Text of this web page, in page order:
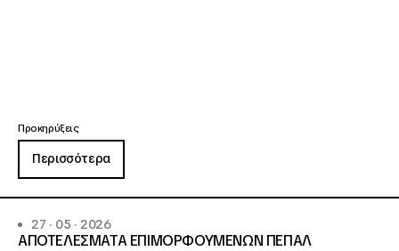
Προκηρύξεις
Περισσότερα
27 · 05 · 2026
ΑΠΟΤΕΛΕΣΜΑΤΑ ΕΠΙΜΟΡΦΟΥΜΕΝΩΝ ΠΕΠΑΛ